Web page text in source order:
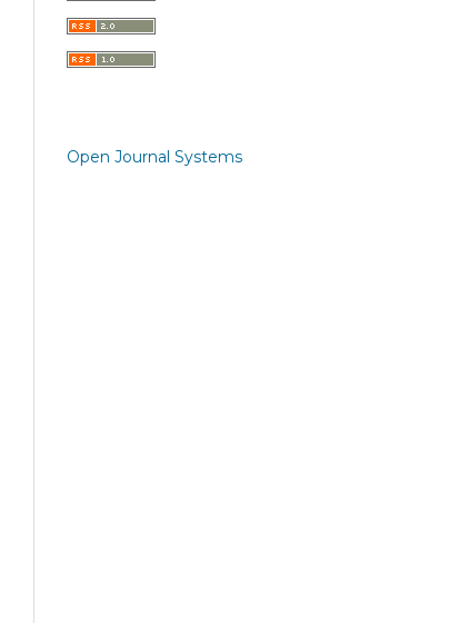
Open Journal Systems